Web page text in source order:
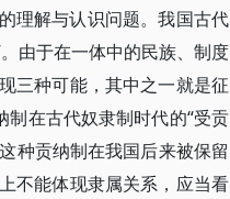
理解与认识问题。我国古代
由于在一体中的民族、制度
三种可能，其中之一就是征
制在古代奴隶制时代的“受贡
种贡纳制在我国后来被保留
不能体现隶属关系，应当看